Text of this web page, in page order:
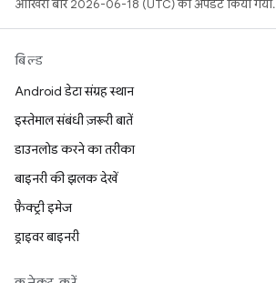
आखिरी बार 2026-06-18 (UTC) को अपडेट किया गया.
बिल्ड
Android डेटा संग्रह स्थान
इस्तेमाल संबंधी ज़रूरी बातें
डाउनलोड करने का तरीका
बाइनरी की झलक देखें
फ़ैक्ट्री इमेज
ड्राइवर बाइनरी